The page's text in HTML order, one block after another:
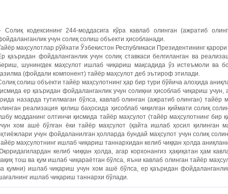
Солиқ кодексининг 244-моддасига кўра кавлаб олинган (ажратиб
учун солиқ солиш объекти ҳисобланади.
маҳсулотлар рўйхати Ўзбекистон Республикаси Президентининг
қаъридан фойдаланганлик учун солиқ ставкаси белгиланган ва
шунингдек маҳсулот ишлаб чиқариш мақсадида ўз истеъмоли ва
(фойдали компонент) тайёр маҳсулот деб эътироф этилади.
солиш объекти тайёр маҳсулотнинг ҳар бир тури бўйича алоҳида
ер қаъридан фойдаланганлик учун солиқни ҳисоблаб чиқариш
назарда тутилмаган бўлса, кавлаб олинган (ажратиб олинган) тайёр
реализация қилиш баҳосида ҳисоблаб чиқилган қиймати солиқ
модданинг олтинчи қисмида тайёр маҳсулот (тайёр маҳсулотнинг
хом ашё бўлган ёки тайёр маҳсулот (қайта ишлаб ҳосил қилинган
учун фойдаланилган ҳолларда бундай маҳсулот учун солиқ
маҳсулотнинг ишлаб чиқариш таннархидан келиб чиққан ҳолда
келиб чиққан ҳолда, агар корхонангиз ҳақиқатан ҳам
тош ва қум ишлаб чиқараётган бўлса, яъни кавлаб олинган тайёр
қумни) ишлаб чиқариш учун хом ашё бўлса, ер қаъридан
ишлаб чиқариш таннархи бўлади.